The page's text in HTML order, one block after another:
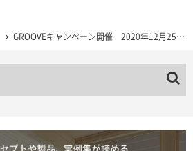
GROOVEキャンペーン開催 2020年12月25日まで